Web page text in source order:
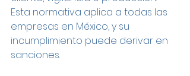
Esta normativa aplica a todas las
empresas en México, y su
incumplimiento puede derivar en
sanciones.